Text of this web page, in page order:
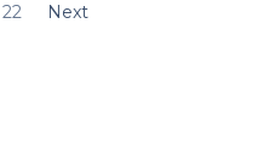
22 Next